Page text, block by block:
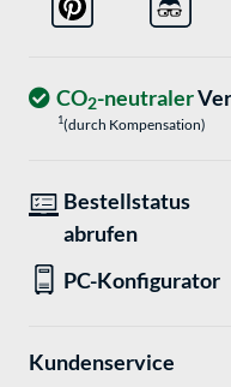
CO2-neutraler
1(durch Kompensation)
Bestellstatus
abrufen
PC-Konfigurator
Kundenservice